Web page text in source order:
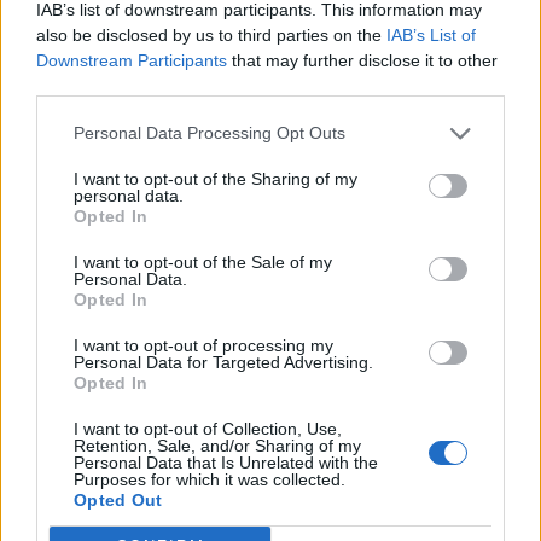
IAB’s list of downstream participants. This information may
also be disclosed by us to third parties on the IAB’s List of
Downstream Participants that may further disclose it to other
Personal Data Processing Opt Outs
I want to opt-out of the Sharing of my
personal data.
Opted In
I want to opt-out of the Sale of my
Personal Data.
Opted In
I want to opt-out of processing my
Personal Data for Targeted Advertising.
Opted In
I want to opt-out of Collection, Use,
Retention, Sale, and/or Sharing of my
Personal Data that Is Unrelated with the
Purposes for which it was collected.
Opted Out
csütörtökön Budapesten.
Novák Katalin az Országos Diáktanács ülése előtti
sajtótájékoztatóján hangsúlyozta: ezzel is segíteni
mert sokan beszélnek ugyan idegen nyelvet, ám stagnál
azok száma, akiknek erről igazolásuk is van.A térítés
utófinanszírozással történik majd, a sikeres vizsgát
KEDVES OLVASÓNK!
A keresett cikk a portfolio.hu hírarchívumához
tartozik, melynek olvasása előfizetéses
regisztrációhoz kötött.
Az előfizetés a következőket tartalmazza:
Portfolio.hu teljes cikkarchívum
Kötéslisták: BÉT elmúlt 2 év napon belüli